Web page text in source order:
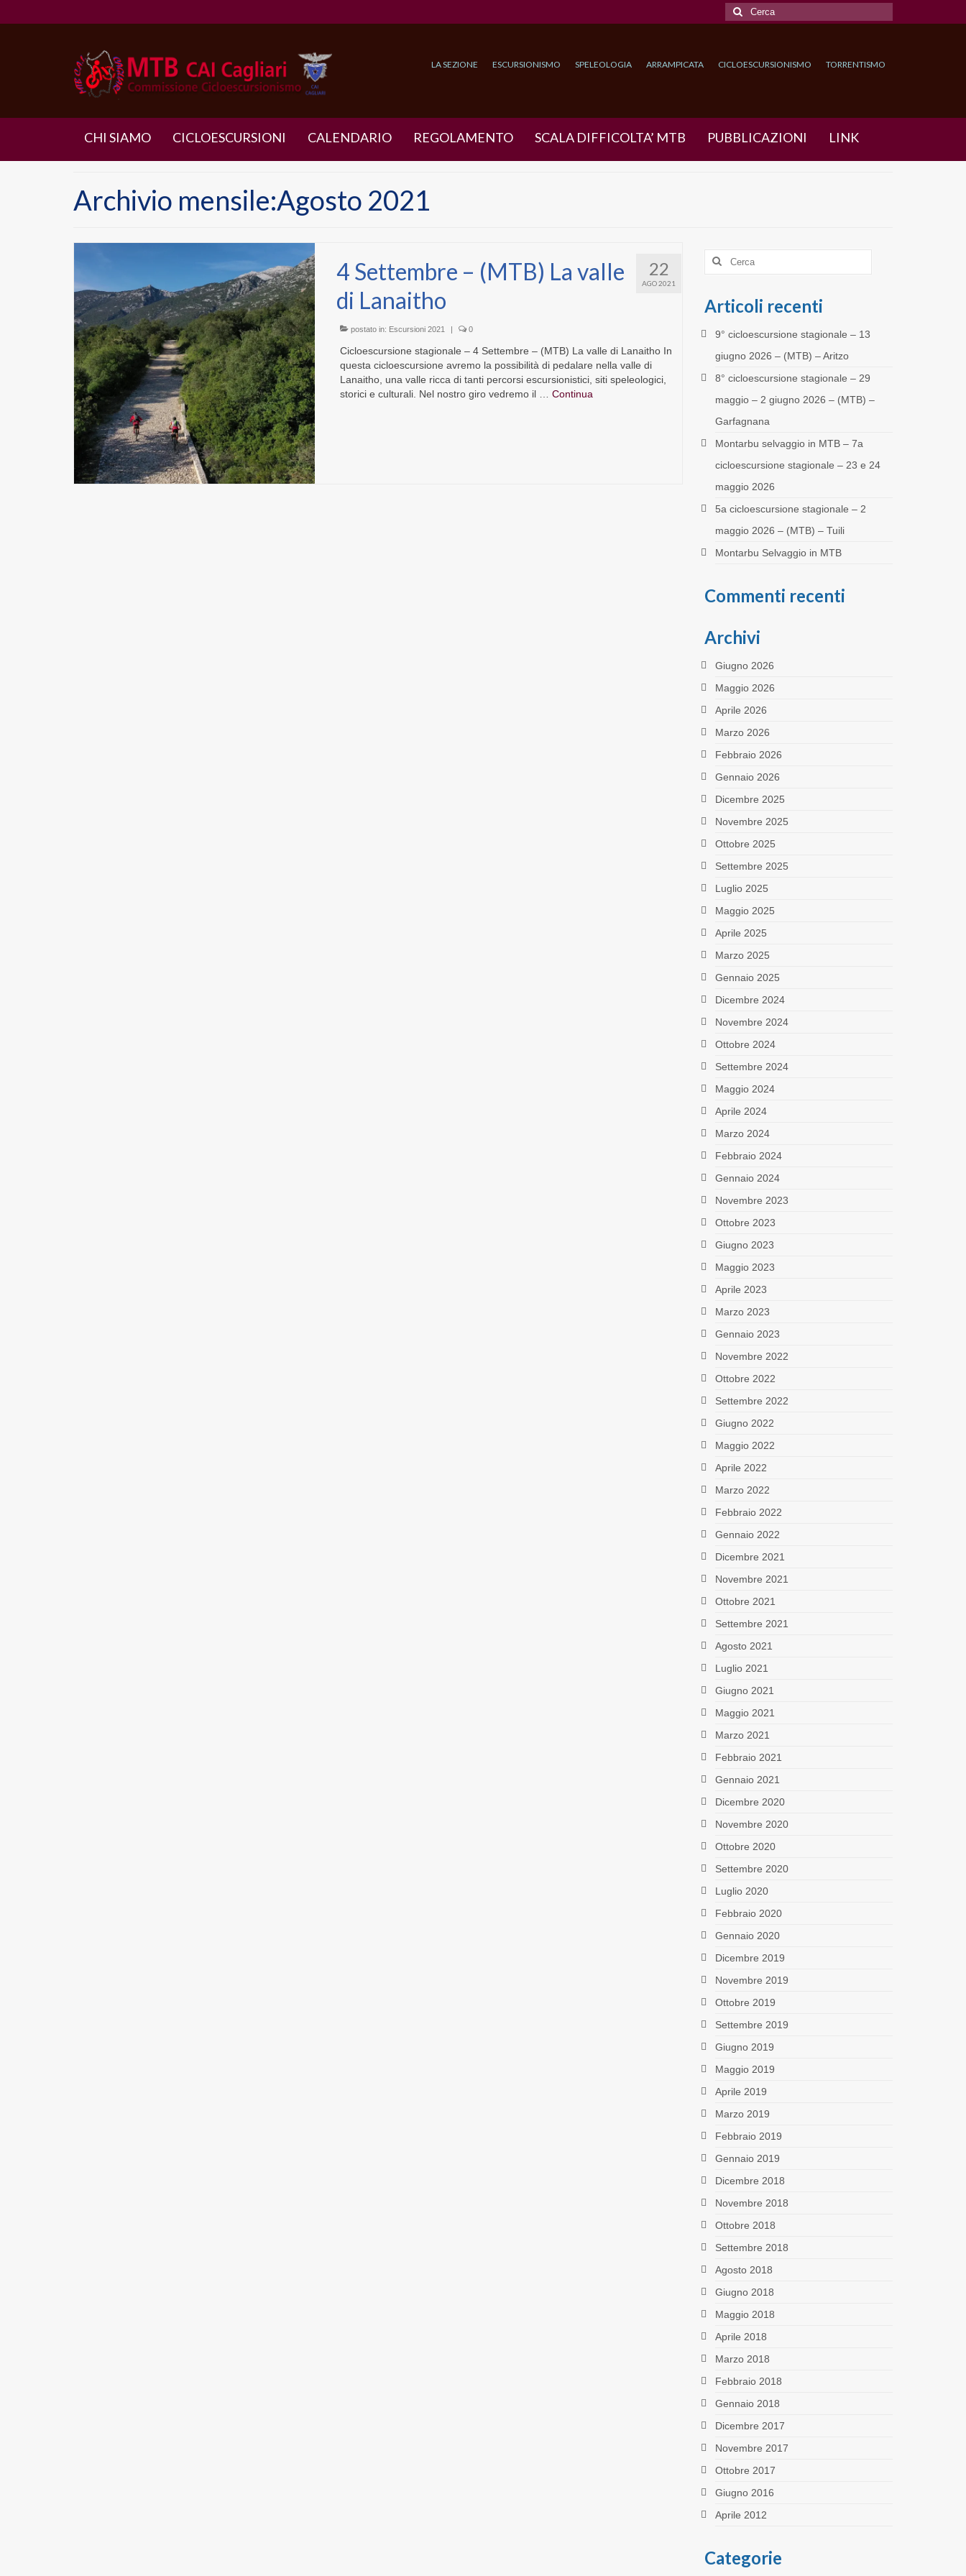
Cerca:
LA SEZIONE ESCURSIONISMO SPELEOLOGIA ARRAMPICATA CICLOESCURSIONISMO TORRENTISMO
CHI SIAMO CICLOESCURSIONI CALENDARIO REGOLAMENTO SCALA DIFFICOLTA’ MTB PUBBLICAZIONI LINK
Archivio mensile:Agosto 2021
22
AGO 2021
4 Settembre – (MTB) La valle
di Lanaitho
postato in: Escursioni 2021 | 0
Cicloescursione stagionale – 4 Settembre – (MTB) La valle di Lanaitho In
questa cicloescursione avremo la possibilità di pedalare nella valle di
Lanaitho, una valle ricca di tanti percorsi escursionistici, siti speleologici,
storici e culturali. Nel nostro giro vedremo il … Continua
Cerca:
Articoli recenti
9° cicloescursione stagionale – 13
giugno 2026 – (MTB) – Aritzo
8° cicloescursione stagionale – 29
maggio – 2 giugno 2026 – (MTB) –
Garfagnana
Montarbu selvaggio in MTB – 7a
cicloescursione stagionale – 23 e 24
maggio 2026
5a cicloescursione stagionale – 2
maggio 2026 – (MTB) – Tuili
Montarbu Selvaggio in MTB
Commenti recenti
Archivi
Giugno 2026
Maggio 2026
Aprile 2026
Marzo 2026
Febbraio 2026
Gennaio 2026
Dicembre 2025
Novembre 2025
Ottobre 2025
Settembre 2025
Luglio 2025
Maggio 2025
Aprile 2025
Marzo 2025
Gennaio 2025
Dicembre 2024
Novembre 2024
Ottobre 2024
Settembre 2024
Maggio 2024
Aprile 2024
Marzo 2024
Febbraio 2024
Gennaio 2024
Novembre 2023
Ottobre 2023
Giugno 2023
Maggio 2023
Aprile 2023
Marzo 2023
Gennaio 2023
Novembre 2022
Ottobre 2022
Settembre 2022
Giugno 2022
Maggio 2022
Aprile 2022
Marzo 2022
Febbraio 2022
Gennaio 2022
Dicembre 2021
Novembre 2021
Ottobre 2021
Settembre 2021
Agosto 2021
Luglio 2021
Giugno 2021
Maggio 2021
Marzo 2021
Febbraio 2021
Gennaio 2021
Dicembre 2020
Novembre 2020
Ottobre 2020
Settembre 2020
Luglio 2020
Febbraio 2020
Gennaio 2020
Dicembre 2019
Novembre 2019
Ottobre 2019
Settembre 2019
Giugno 2019
Maggio 2019
Aprile 2019
Marzo 2019
Febbraio 2019
Gennaio 2019
Dicembre 2018
Novembre 2018
Ottobre 2018
Settembre 2018
Agosto 2018
Giugno 2018
Maggio 2018
Aprile 2018
Marzo 2018
Febbraio 2018
Gennaio 2018
Dicembre 2017
Novembre 2017
Ottobre 2017
Giugno 2016
Aprile 2012
Categorie